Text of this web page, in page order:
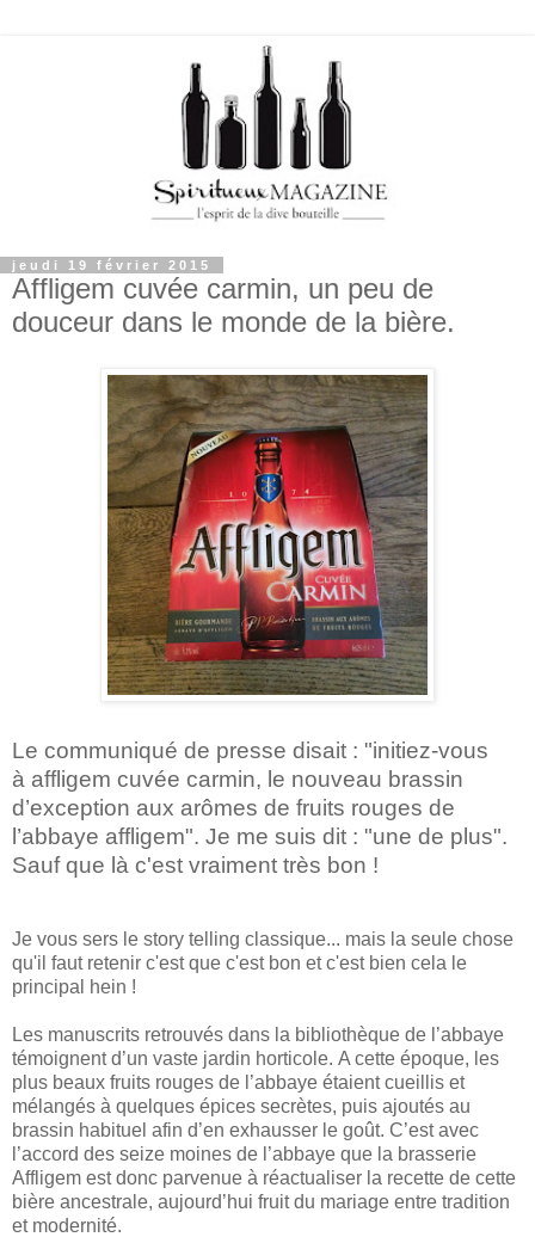
jeudi 19 février 2015
Affligem cuvée carmin, un peu de
douceur dans le monde de la bière.
Le communiqué de presse disait : "initiez-vous
à affligem cuvée carmin, le nouveau brassin
d’exception aux arômes de fruits rouges de
l’abbaye affligem". Je me suis dit : "une de plus".
Sauf que là c'est vraiment très bon !
Je vous sers le story telling classique... mais la seule chose
qu'il faut retenir c'est que c'est bon et c'est bien cela le
principal hein !
Les manuscrits retrouvés dans la bibliothèque de l’abbaye
témoignent d’un vaste jardin horticole. A cette époque, les
plus beaux fruits rouges de l’abbaye étaient cueillis et
mélangés à quelques épices secrètes, puis ajoutés au
brassin habituel afin d’en exhausser le goût. C’est avec
l’accord des seize moines de l’abbaye que la brasserie
Affligem est donc parvenue à réactualiser la recette de cette
bière ancestrale, aujourd’hui fruit du mariage entre tradition
et modernité.